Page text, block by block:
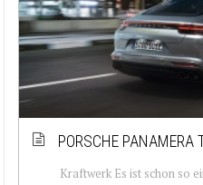
PORSCHE PANAMERA
Kraftwerk Es ist schon so